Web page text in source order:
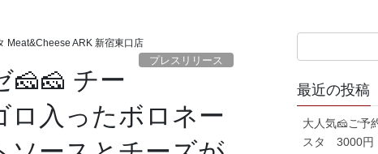
Meat&Cheese ARK 新宿東口店
プレスリリース
チー
ロ入ったボロネー
最近の投稿
大人気🧀ご予
スタ 3000円